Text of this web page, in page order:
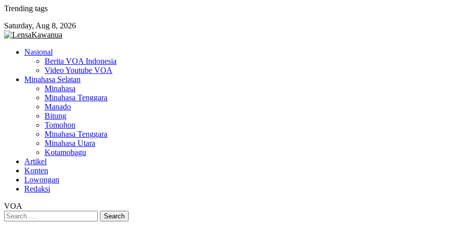
Skip
content
Trending tags
Saturday, Aug 8, 2026
Nasional
Berita VOA Indonesia
Video Youtube VOA
Minahasa Selatan
Minahasa
Minahasa Tenggara
Manado
Bitung
Tomohon
Minahasa Tenggara
Minahasa Utara
Kotamobagu
Artikel
Konten
Lowongan
Redaksi
VOA
Search
for: